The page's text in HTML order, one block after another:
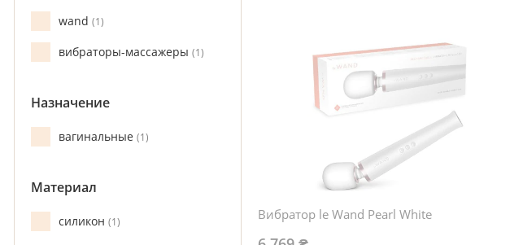
Вибратор le Wand Pearl White
wand 1
вибраторы-массажеры 1
Назначение
вагинальные 1
Материал
силикон 1